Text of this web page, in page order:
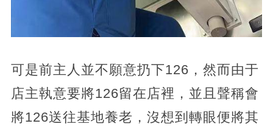
可是前主人並不願意扔下126，然而由于
店主執意要將126留在店裡，並且聲稱會
將126送往基地養老，沒想到轉眼便將其